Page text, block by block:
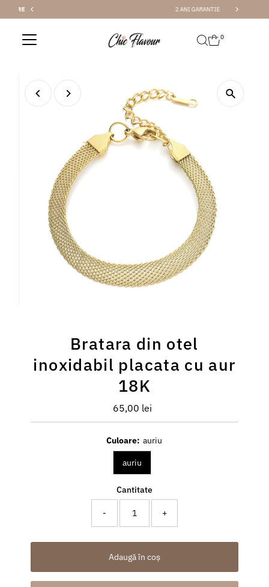
Sari la conținut
0
Bratara din otel
inoxidabil placata cu aur
18K
Preț
întreg
65,00 lei
Culoare: auriu
auriu
Cantitate
- +
Adaugă în coș